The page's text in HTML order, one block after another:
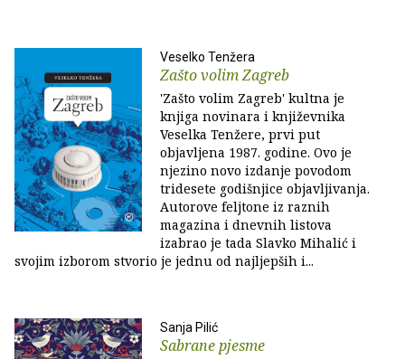
Veselko Tenžera
Zašto volim Zagreb
'Zašto volim Zagreb' kultna je
knjiga novinara i književnika
Veselka Tenžere, prvi put
objavljena 1987. godine. Ovo je
njezino novo izdanje povodom
tridesete godišnjice objavljivanja.
Autorove feljtone iz raznih
magazina i dnevnih listova
izabrao je tada Slavko Mihalić i
svojim izborom stvorio je jednu od najljepših i...
Sanja Pilić
Sabrane pjesme